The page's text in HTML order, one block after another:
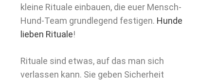
kleine Rituale einbauen, die euer Mensch-
Hund-Team grundlegend festigen. Hunde
lieben Rituale!
Rituale sind etwas, auf das man sich
verlassen kann. Sie geben Sicherheit